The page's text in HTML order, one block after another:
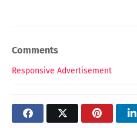
Comments
Responsive Advertisement